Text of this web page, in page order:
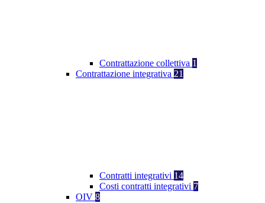
Contrattazione collettiva 1
Contrattazione integrativa 21
Contratti integrativi 14
Costi contratti integrativi 7
OIV 8